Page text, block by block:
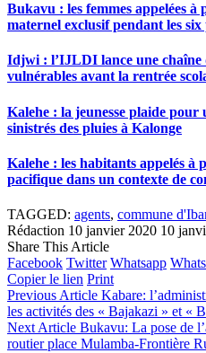
Bukavu : les femmes appelées
maternel exclusif pendant les
Idjwi : l’IJLDI lance une chaîne
vulnérables avant la rentrée
Kalehe : la jeunesse plaide pour
sinistrés des pluies à Kalonge
Kalehe : les habitants appelés à
pacifique dans un contexte de
TAGGED: agents, commune
Rédaction 10 janvier 2020 10
Share This Article
Facebook Twitter Whatsapp
Copier le lien Print
Previous Article Kabare:
les activités des « Bajakazi » et «
Next Article Bukavu: La pose de
routier place Mulamba-Frontière